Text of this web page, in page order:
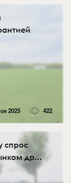
2025 422
спрос
др...